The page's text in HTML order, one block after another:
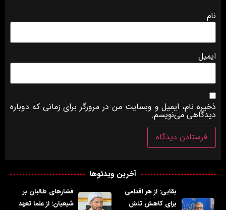
نام
ایمیل
ذخیره نام، ایمیل و وبسایت من در مرورگر برای زمانی که دوباره
دیدگاهی می‌نویسم.
آخرین ویدئوها
بقایی: از هر اقدامی
برای کاهش تنش
فشارهای طالبان بر
شیعیان: از علما تعهد